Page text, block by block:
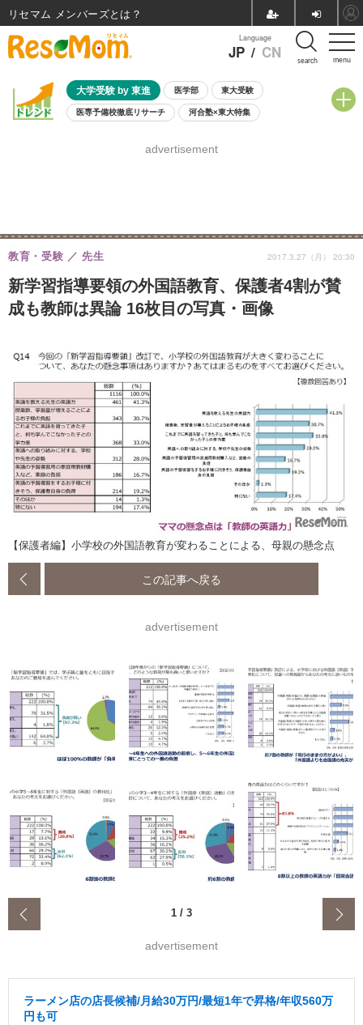
menu
Language
JP / CN search
大学受験 by 東進 医学部 東大受験
医専予備校徹底リサーチ 河合塾×東大特集
8月開催学校説明会・相談会
advertisement
新学習指導要領の外国語教育、保護者4割が賛
成も教師は異論 16枚目の写真・画像
教育・受験 先生 2017.3.27（月） 20:30
【保護者編】小学校の外国語教育が変わることによる、母親の懸念点
この記事へ戻る
advertisement
1 / 3
advertisement
ラーメン店の店長候補/月給30万円/最短1年で昇格/年収560万
円も可
リセマム メンバーズ